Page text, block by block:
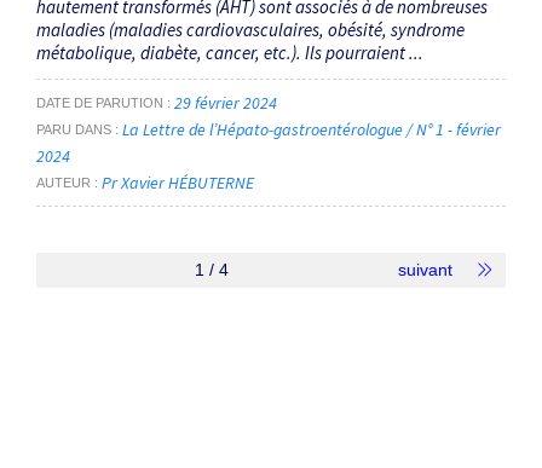
hautement transformés (AHT) sont associés à de nombreuses
maladies (maladies cardiovasculaires, obésité, syndrome
métabolique, diabète, cancer, etc.). Ils pourraient ...
DATE DE PARUTION 29 février 2024
PARU DANS
La Lettre de l’Hépato-gastroentérologue / N° 1 - février
2024
AUTEUR Pr Xavier HÉBUTERNE
1 / 4 suivant